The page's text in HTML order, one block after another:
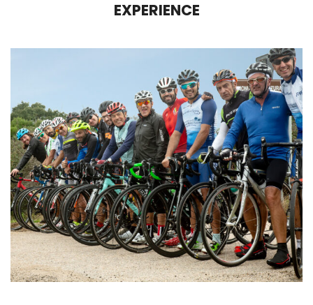
EXPERIENCE